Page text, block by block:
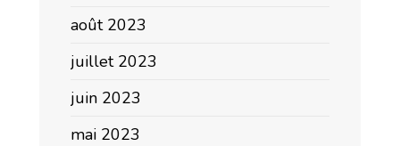
août 2023
juillet 2023
juin 2023
mai 2023